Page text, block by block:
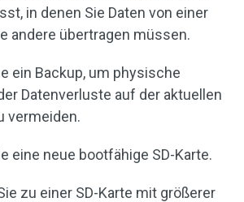
in denen Sie Daten von einer
andere übertragen müssen.
ein Backup, um physische
Datenverluste auf der aktuellen
vermeiden.
eine neue bootfähige SD-Karte.
zu einer SD-Karte mit größerer